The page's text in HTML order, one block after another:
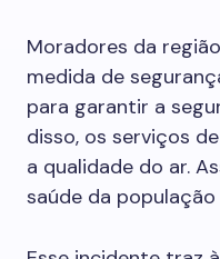
Moradores da
medida de
para garantir a
disso, os serviços
a qualidade do ar.
saúde da